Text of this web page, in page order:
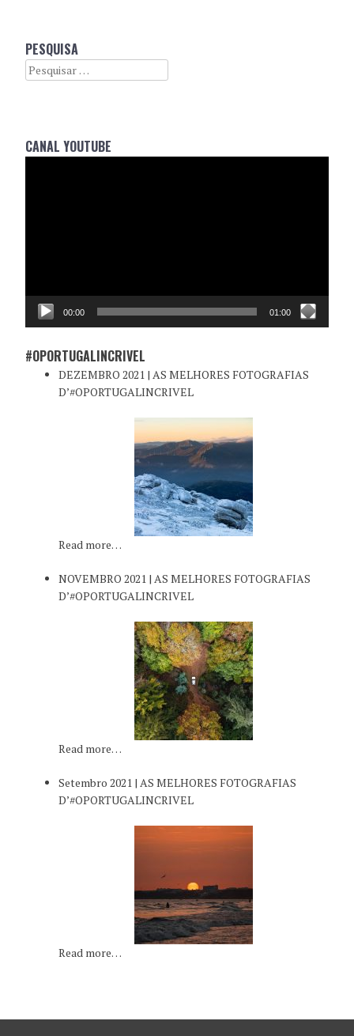
PESQUISA
Search
CANAL YOUTUBE
00:00 01:00
#OPORTUGALINCRIVEL
DEZEMBRO 2021 | AS MELHORES FOTOGRAFIAS
D’#OPORTUGALINCRIVEL
Read more…
NOVEMBRO 2021 | AS MELHORES FOTOGRAFIAS
D’#OPORTUGALINCRIVEL
Read more…
Setembro 2021 | AS MELHORES FOTOGRAFIAS
D’#OPORTUGALINCRIVEL
Read more…